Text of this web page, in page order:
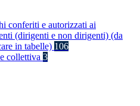
conferiti e autorizzati ai
(dirigenti e non dirigenti) (da
in tabelle) 106
collettiva 3